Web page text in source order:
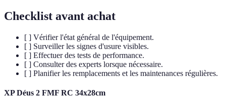
Checklist avant achat
[ ] Vérifier l'état général de l'équipement.
[ ] Surveiller les signes d'usure visibles.
[ ] Effectuer des tests de performance.
[ ] Consulter des experts lorsque nécessaire.
[ ] Planifier les remplacements et les maintenances régulières.
XP Déus 2 FMF RC 34x28cm